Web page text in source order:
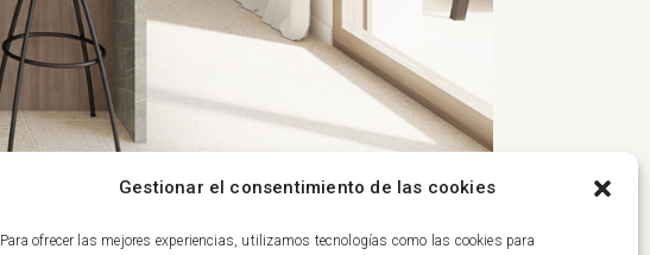
Gestionar el consentimiento de las cookies
Para ofrecer las mejores experiencias, utilizamos tecnologías como las cookies para